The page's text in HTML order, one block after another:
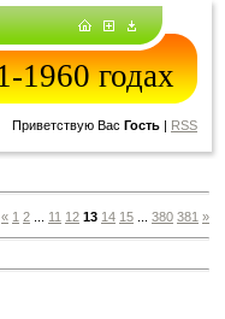
1960 годах
Приветствую Вас Гость | RSS
« 1 2 11 12 13 14 15 380 381 »